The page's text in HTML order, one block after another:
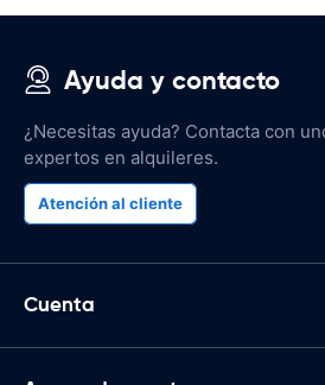
Ayuda y contacto
¿Necesitas ayuda? Contacta con
expertos en alquileres.
Atención al cliente
Cuenta